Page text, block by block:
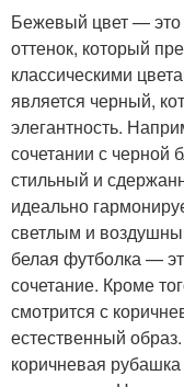
Бежевый цвет — это
оттенок, который
классическими
является черный,
элегантность.
сочетании с черной
стильный и
идеально
светлым и
белая футболка —
сочетание. Кроме
смотрится с
естественный
коричневая